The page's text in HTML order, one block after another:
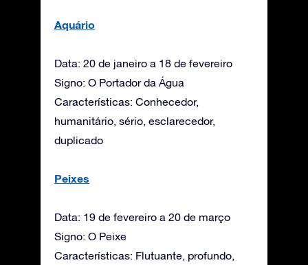
Aquário
Data: 20 de janeiro a 18 de fevereiro
Signo: O Portador da Água
Características: Conhecedor,
humanitário, sério, esclarecedor,
duplicado
Peixes
Data: 19 de fevereiro a 20 de março
Signo: O Peixe
Características: Flutuante, profundo,